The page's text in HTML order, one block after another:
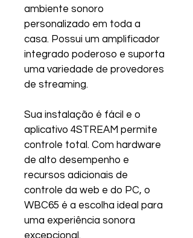
ambiente sonoro
personalizado em toda a
casa. Possui um amplificador
integrado poderoso e suporta
uma variedade de provedores
de streaming.
Sua instalação é fácil e o
aplicativo 4STREAM permite
controle total. Com hardware
de alto desempenho e
recursos adicionais de
controle da web e do PC, o
WBC65 é a escolha ideal para
uma experiência sonora
excepcional.